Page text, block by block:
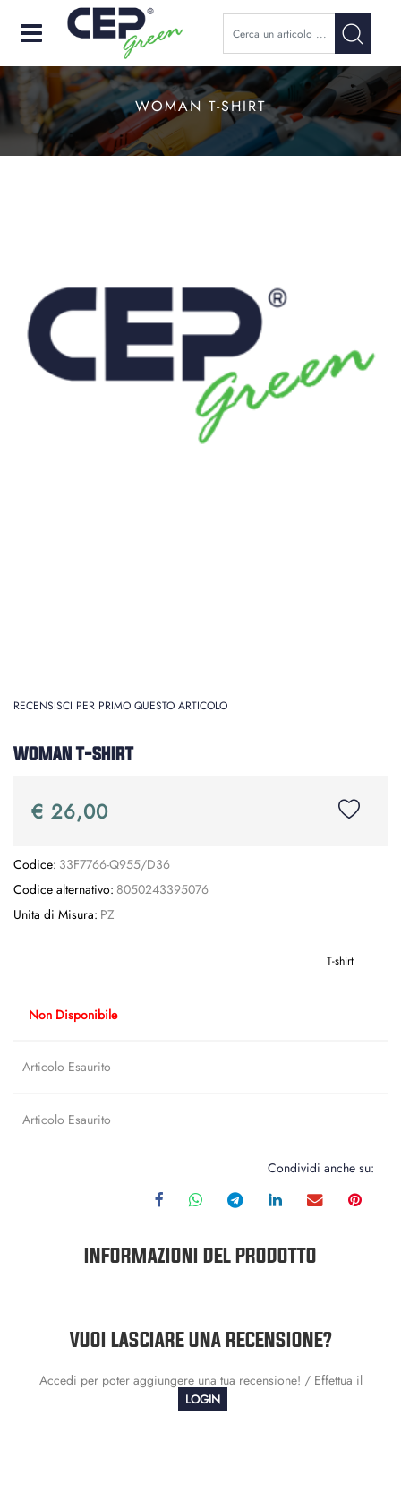
Open
WOMAN T-SHIRT
RECENSISCI PER PRIMO QUESTO ARTICOLO
WOMAN T-SHIRT
€ 26,00
Codice: 33F7766-Q955/D36
Codice alternativo: 8050243395076
Unita di Misura: PZ
T-shirt
Non Disponibile
Articolo Esaurito
Articolo Esaurito
Condividi anche su:
INFORMAZIONI DEL PRODOTTO
VUOI LASCIARE UNA RECENSIONE?
Accedi per poter aggiungere una tua recensione! / Effettua il
LOGIN